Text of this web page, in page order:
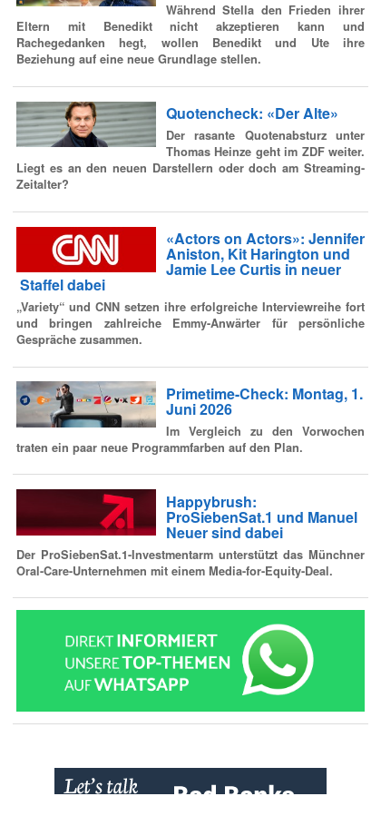
Während Stella den Frieden ihrer
Eltern mit Benedikt nicht akzeptieren kann und
Rachegedanken hegt, wollen Benedikt und Ute ihre
Beziehung auf eine neue Grundlage stellen.
Quotencheck: «Der Alte»
Der rasante Quotenabsturz unter
Thomas Heinze geht im ZDF weiter.
Liegt es an den neuen Darstellern oder doch am Streaming-
Zeitalter?
«Actors on Actors»: Jennifer
Aniston, Kit Harington und
Jamie Lee Curtis in neuer
Staffel dabei
„Variety“ und CNN setzen ihre erfolgreiche Interviewreihe fort
und bringen zahlreiche Emmy-Anwärter für persönliche
Gespräche zusammen.
Primetime-Check: Montag, 1.
Juni 2026
Im Vergleich zu den Vorwochen
traten ein paar neue Programmfarben auf den Plan.
Happybrush:
ProSiebenSat.1 und Manuel
Neuer sind dabei
Der ProSiebenSat.1-Investmentarm unterstützt das Münchner
Oral-Care-Unternehmen mit einem Media-for-Equity-Deal.